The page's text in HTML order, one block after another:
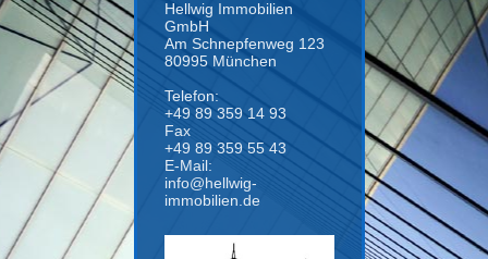
Hellwig Immobilien
GmbH
Am Schnepfenweg 123
80995 München
Telefon:
+49 89 359 14 93
Fax
+49 89 359 55 43
E-Mail:
info@hellwig-
immobilien.de